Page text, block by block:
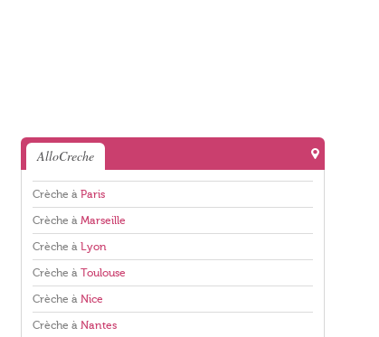
AlloCreche
Crèche à Paris
Crèche à Marseille
Crèche à Lyon
Crèche à Toulouse
Crèche à Nice
Crèche à Nantes